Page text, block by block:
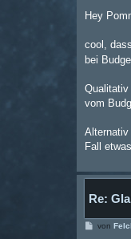
i
a
Hey
cool,
bei
Qualitativ
vom
Alternativ
Fall
Re:
Bvon